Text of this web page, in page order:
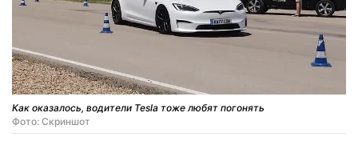
Как оказалось, водители Tesla тоже любят погонять
Фото: Скриншот